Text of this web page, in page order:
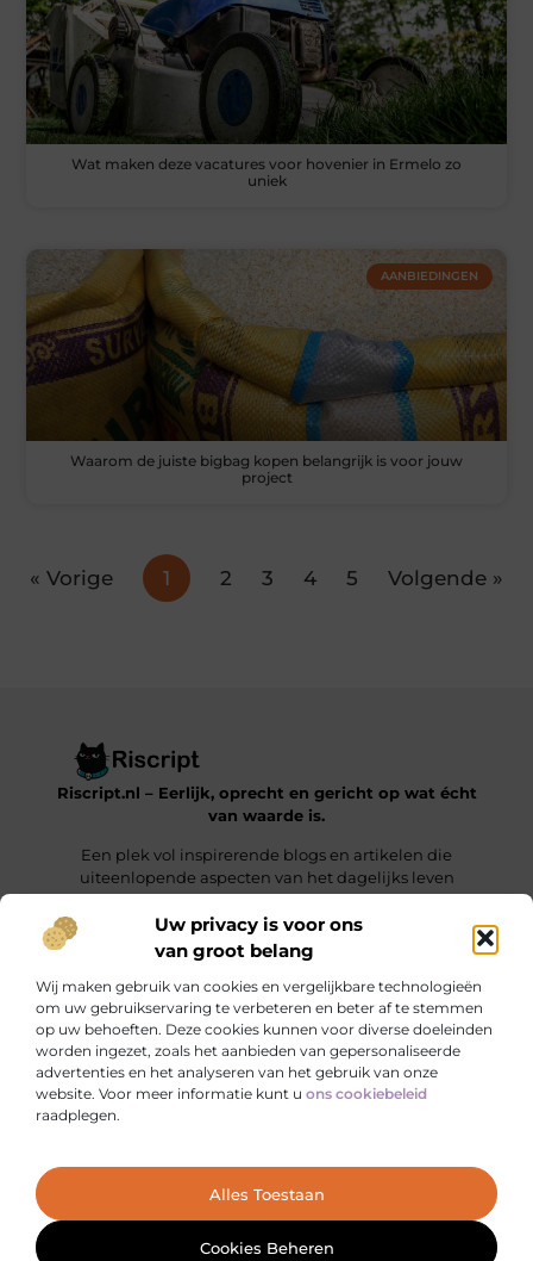
Uw privacy is voor ons
van groot belang
Wij maken gebruik van cookies en vergelijkbare technologieën
om uw gebruikservaring te verbeteren en beter af te stemmen
op uw behoeften. Deze cookies kunnen voor diverse doeleinden
worden ingezet, zoals het aanbieden van gepersonaliseerde
advertenties en het analyseren van het gebruik van onze
website. Voor meer informatie kunt u ons cookiebeleid
raadplegen.
Alles Toestaan
Cookies Beheren
Ga Naar
Wat maken deze vacatures voor hovenier in Ermelo zo
uniek
AANBIEDINGEN
Waarom de juiste bigbag kopen belangrijk is voor jouw
project
« Vorige 1 2 3 4 5 Volgende »
Riscript.nl – Eerlijk, oprecht en gericht op wat écht
van waarde is.
Een plek vol inspirerende blogs en artikelen die
uiteenlopende aspecten van het dagelijks leven
behandelen.
Onze informatie
Bericht categorie
Cookiebeleid (EU)
@2025 www.riscript.nl. All Right Reserved.